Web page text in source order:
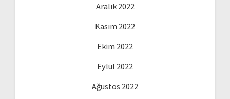
Aralık 2022
Kasım 2022
Ekim 2022
Eylül 2022
Ağustos 2022